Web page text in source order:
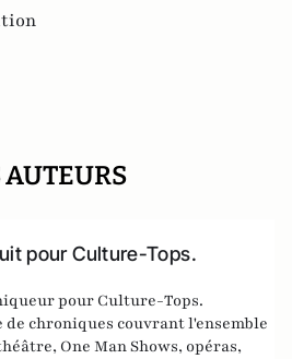
AUTEURS
pour Culture-Tops.
pour Culture-Tops.
de chroniques couvrant l'ensemble
One Man Shows, opéras,